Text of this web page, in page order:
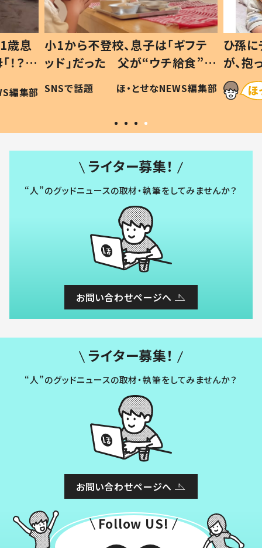
歳息
？」
編集部
小1から不登校、息子は「ギフテ
ッド」だった 父が“ウチ給食”を
作り続ける理由とは #令和の親
#令和の子
SNSで話題 ほ・とせなNEWS編集部
ひ孫
が、
「涙が
い」
ライター募集！
“人”のグッドニュースの取材・執筆をしてみませんか？
お問い合わせページへ
ライター募集！
“人”のグッドニュースの取材・執筆をしてみませんか？
お問い合わせページへ
Follow US!